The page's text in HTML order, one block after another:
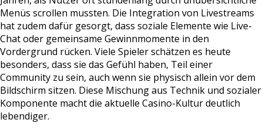
Menüs scrollen mussten. Die Integration von Livestreams
hat zudem dafür gesorgt, dass soziale Elemente wie Live-
Chat oder gemeinsame Gewinnmomente in den
Vordergrund rücken. Viele Spieler schätzen es heute
besonders, dass sie das Gefühl haben, Teil einer
Community zu sein, auch wenn sie physisch allein vor dem
Bildschirm sitzen. Diese Mischung aus Technik und sozialer
Komponente macht die aktuelle Casino-Kultur deutlich
lebendiger.